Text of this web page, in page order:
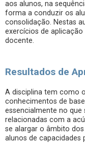
aos alunos, na
forma a conduzir os
consolidação. Nestas
exercícios de
docente.
Resultados de
A disciplina tem como
conhecimentos de
essencialmente no
relacionadas com a
se alargar o âmbito
alunos de capacidades